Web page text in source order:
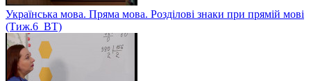
Українська мова. Пряма мова. Розділові знаки при прямій мові
(Тиж.6_ВТ)